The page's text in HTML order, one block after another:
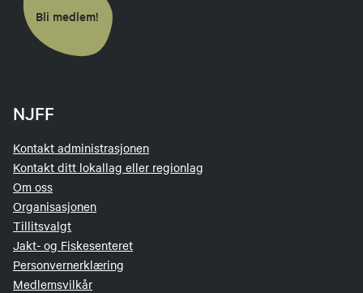
Bli medlem!
NJFF
Kontakt administrasjonen
Kontakt ditt lokallag eller regionlag
Om oss
Organisasjonen
Tillitsvalgt
Jakt- og Fiskesenteret
Personvernerklæring
Medlemsvilkår